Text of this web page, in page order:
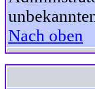
Nach oben